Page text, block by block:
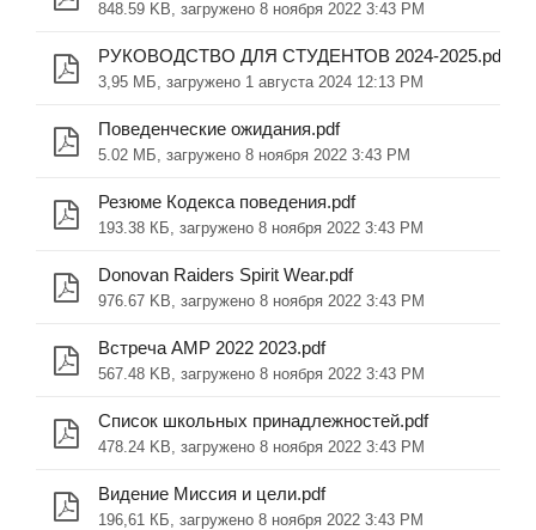
848.59 KB, загружено 8 ноября 2022 3:43 PM
РУКОВОДСТВО ДЛЯ СТУДЕНТОВ 2024-2025.pdf
3,95 МБ, загружено 1 августа 2024 12:13 PM
Поведенческие ожидания.pdf
5.02 МБ, загружено 8 ноября 2022 3:43 PM
Резюме Кодекса поведения.pdf
193.38 КБ, загружено 8 ноября 2022 3:43 PM
Donovan Raiders Spirit Wear.pdf
976.67 KB, загружено 8 ноября 2022 3:43 PM
Встреча AMP 2022 2023.pdf
567.48 KB, загружено 8 ноября 2022 3:43 PM
Список школьных принадлежностей.pdf
478.24 KB, загружено 8 ноября 2022 3:43 PM
Видение Миссия и цели.pdf
196,61 КБ, загружено 8 ноября 2022 3:43 PM